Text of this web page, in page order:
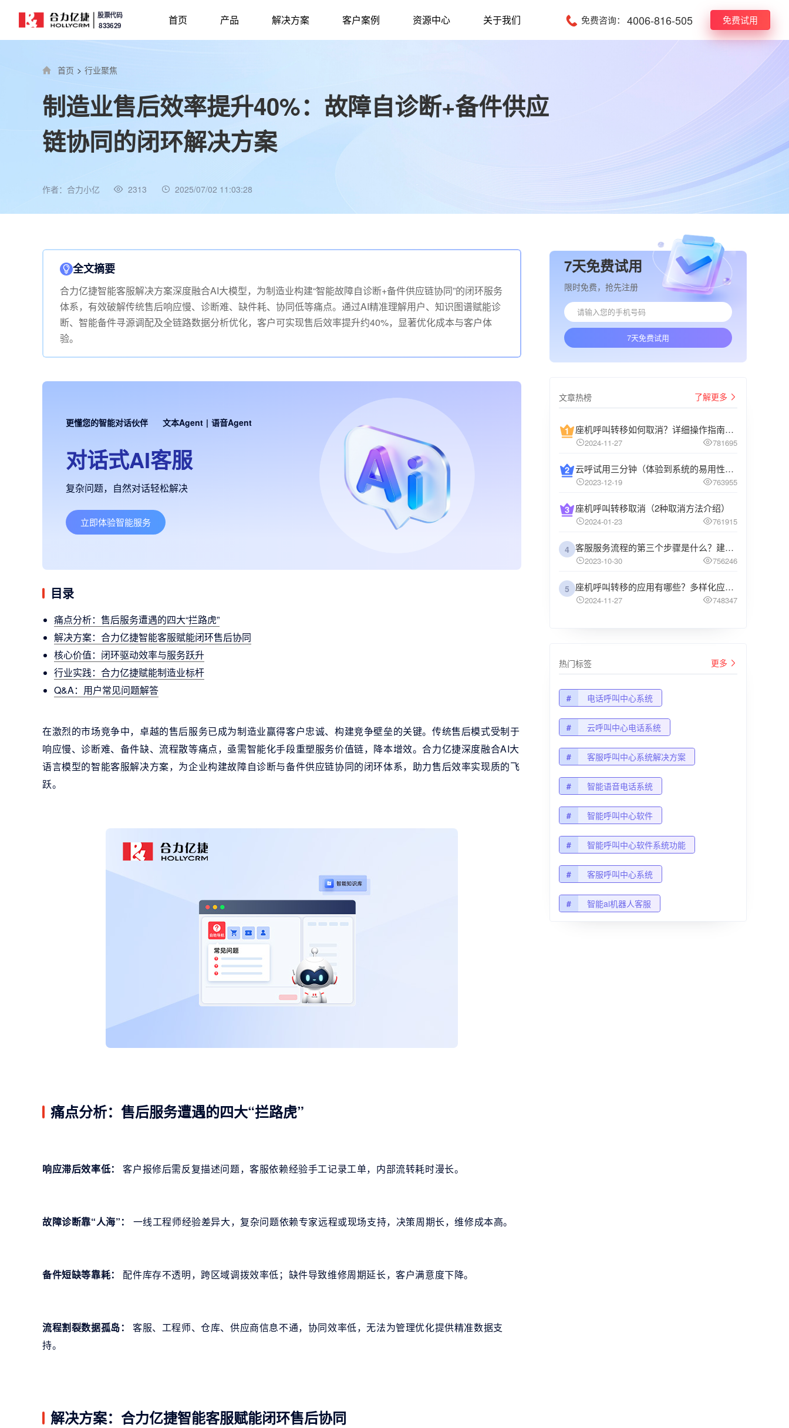
股票代码
833629 首页 产品 解决方案 客户案例 资源中心 关于我们 免费咨询： 4006-816-505 免费试用
首页 > 行业聚焦
制造业售后效率提升40%：故障自诊断+备件供应
链协同的闭环解决方案
作者：合力小亿 2313 2025/07/02 11:03:28
全文摘要
合力亿捷智能客服解决方案深度融合AI大模型，为制造业构建“智能故障自诊断+备件供应链协同”的闭环服务
体系，有效破解传统售后响应慢、诊断难、缺件耗、协同低等痛点。通过AI精准理解用户、知识图谱赋能诊
断、智能备件寻源调配及全链路数据分析优化，客户可实现售后效率提升约40%，显著优化成本与客户体
验。
更懂您的智能对话伙伴 文本Agent | 语音Agent
对话式AI客服
复杂问题，自然对话轻松解决
立即体验智能服务
目录
痛点分析：售后服务遭遇的四大“拦路虎”
解决方案：合力亿捷智能客服赋能闭环售后协同
核心价值：闭环驱动效率与服务跃升
行业实践：合力亿捷赋能制造业标杆
Q&A：用户常见问题解答
在激烈的市场竞争中，卓越的售后服务已成为制造业赢得客户忠诚、构建竞争壁垒的关键。传统售后模式受制于
响应慢、诊断难、备件缺、流程散等痛点，亟需智能化手段重塑服务价值链，降本增效。合力亿捷深度融合AI大
语言模型的智能客服解决方案，为企业构建故障自诊断与备件供应链协同的闭环体系，助力售后效率实现质的飞
跃。
痛点分析：售后服务遭遇的四大“拦路虎”
响应滞后效率低： 客户报修后需反复描述问题，客服依赖经验手工记录工单，内部流转耗时漫长。
故障诊断靠“人海”： 一线工程师经验差异大，复杂问题依赖专家远程或现场支持，决策周期长，维修成本高。
备件短缺等靠耗： 配件库存不透明，跨区域调拨效率低；缺件导致维修周期延长，客户满意度下降。
流程割裂数据孤岛：
客服、工程师、仓库、供应商信息不通，协同效率低，无法为管理优化提供精准数据支
持。
解决方案：合力亿捷智能客服赋能闭环售后协同
7天免费试用
限时免费，抢先注册
7天免费试用
文章热榜 了解更多
座机呼叫转移如何取消？详细操作指南介绍
2024-11-27 781695
云呼试用三分钟（体验到系统的易用性和高效性）
2023-12-19 763955
座机呼叫转移取消（2种取消方法介绍）
2024-01-23 761915
4 客服服务流程的第三个步骤是什么？建议企业阅读
2023-10-30 756246
5 座机呼叫转移的应用有哪些？多样化应用场景解析
2024-11-27 748347
热门标签 更多
# 电话呼叫中心系统
# 云呼叫中心电话系统
# 客服呼叫中心系统解决方案
# 智能语音电话系统
# 智能呼叫中心软件
# 智能呼叫中心软件系统功能
# 客服呼叫中心系统
# 智能ai机器人客服